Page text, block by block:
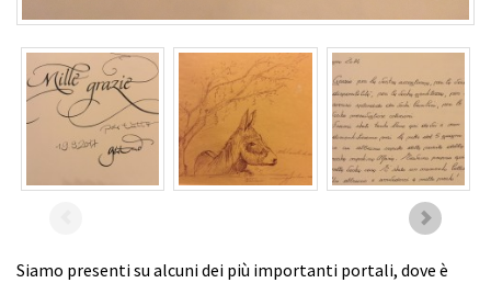
Siamo presenti su alcuni dei più importanti portali, dove è